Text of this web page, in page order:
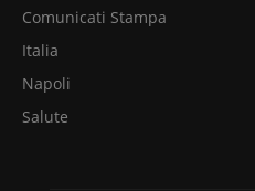
Comunicati Stampa
Italia
Napoli
Salute